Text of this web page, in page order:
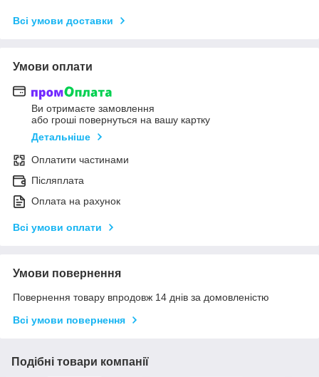
Всі умови доставки
Умови оплати
Ви отримаєте замовлення
або гроші повернуться на вашу картку
Детальніше
Оплатити частинами
Післяплата
Оплата на рахунок
Всі умови оплати
Умови повернення
Повернення товару впродовж 14 днів за домовленістю
Всі умови повернення
Подібні товари компанії